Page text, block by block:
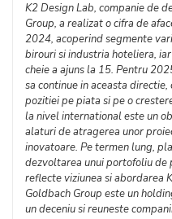
K2 Design Lab, companie de
Group, a realizat o cifra de
2024, acoperind segmente
birouri si industria hoteliera,
cheie a ajuns la 15. Pentru
sa continue in aceasta
pozitiei pe piata si pe o
la nivel international este un
alaturi de atragerea unor
inovatoare. Pe termen lung,
dezvoltarea unui portofoliu de
reflecte viziunea si abordarea
Goldbach Group este un
un deceniu si reuneste